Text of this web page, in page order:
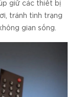
giữ các thiết bị
tránh tình trạng
gian sống.